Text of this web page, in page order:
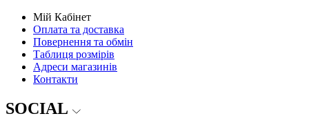
Мій Кабінет
Оплата та доставка
Повернення та обмін
Таблиця розмірів
Адреси магазинів
Контакти
SOCIAL